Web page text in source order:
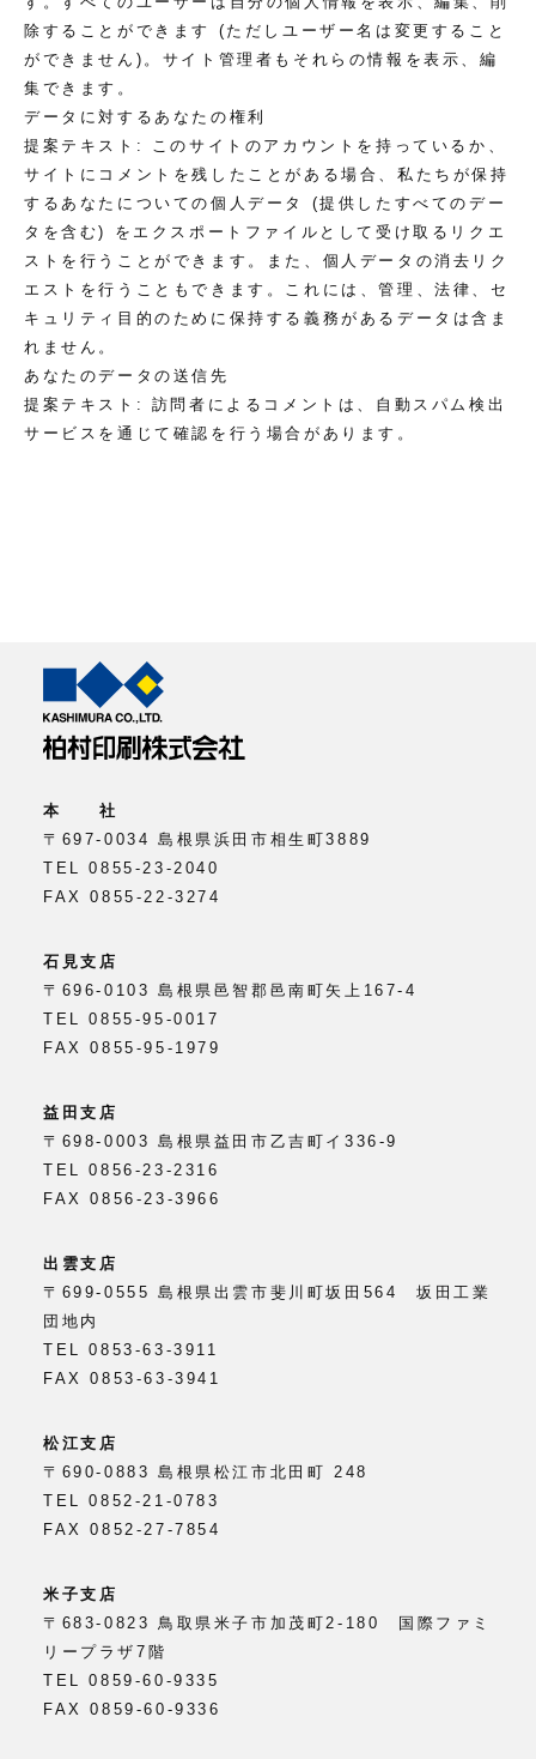
除することができます (ただしユーザー名は変更すること
ができません)。サイト管理者もそれらの情報を表示、編
集できます。
データに対するあなたの権利
提案テキスト: このサイトのアカウントを持っているか、
サイトにコメントを残したことがある場合、私たちが保持
するあなたについての個人データ (提供したすべてのデー
タを含む) をエクスポートファイルとして受け取るリクエ
ストを行うことができます。また、個人データの消去リク
エストを行うこともできます。これには、管理、法律、セ
キュリティ目的のために保持する義務があるデータは含ま
れません。
あなたのデータの送信先
提案テキスト: 訪問者によるコメントは、自動スパム検出
サービスを通じて確認を行う場合があります。
本 社
〒697-0034 島根県浜田市相生町3889
TEL 0855-23-2040
FAX 0855-22-3274
石見支店
〒696-0103 島根県邑智郡邑南町矢上167-4
TEL 0855-95-0017
FAX 0855-95-1979
益田支店
〒698-0003 島根県益田市乙吉町イ336-9
TEL 0856-23-2316
FAX 0856-23-3966
出雲支店
〒699-0555 島根県出雲市斐川町坂田564 坂田工業
団地内
TEL 0853-63-3911
FAX 0853-63-3941
松江支店
〒690-0883 島根県松江市北田町 248
TEL 0852-21-0783
FAX 0852-27-7854
米子支店
〒683-0823 鳥取県米子市加茂町2-180 国際ファミ
リープラザ7階
TEL 0859-60-9335
FAX 0859-60-9336